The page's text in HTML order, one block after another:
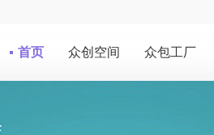
首页 众创空间 众包工厂